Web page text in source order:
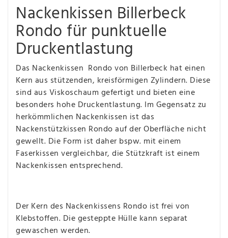
Nackenkissen Billerbeck
Rondo für punktuelle
Druckentlastung
Das Nackenkissen Rondo von Billerbeck hat einen
Kern aus stützenden, kreisförmigen Zylindern. Diese
sind aus Viskoschaum gefertigt und bieten eine
besonders hohe Druckentlastung. Im Gegensatz zu
herkömmlichen Nackenkissen ist das
Nackenstützkissen Rondo auf der Oberfläche nicht
gewellt. Die Form ist daher bspw. mit einem
Faserkissen vergleichbar, die Stützkraft ist einem
Nackenkissen entsprechend.
Der Kern des Nackenkissens Rondo ist frei von
Klebstoffen. Die gesteppte Hülle kann separat
gewaschen werden.